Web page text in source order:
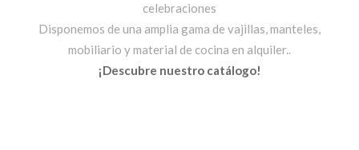
celebraciones
Disponemos de una amplia gama de vajillas, manteles,
mobiliario y material de cocina en alquiler..
¡Descubre nuestro catálogo!